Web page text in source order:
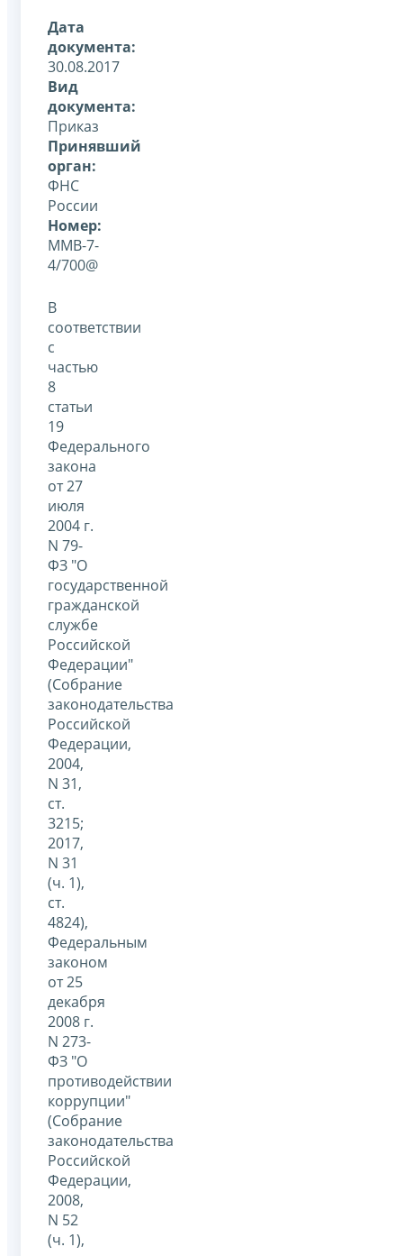
Дата
документа:
30.08.2017
Вид
документа:
Приказ
Принявший
орган:
ФНС
России
Номер:
ММВ-7-
4/700@
В
соответствии
с
частью
8
статьи
19
Федерального
закона
от 27
июля
2004 г.
N 79-
ФЗ "О
государственной
гражданской
службе
Российской
Федерации"
(Собрание
законодательства
Российской
Федерации,
2004,
N 31,
ст.
3215;
2017,
N 31
(ч. 1),
ст.
4824),
Федеральным
законом
от 25
декабря
2008 г.
N 273-
ФЗ "О
противодействии
коррупции"
(Собрание
законодательства
Российской
Федерации,
2008,
N 52
(ч. 1),